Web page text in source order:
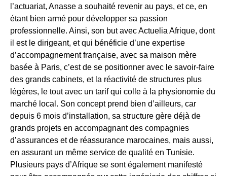
l’actuariat, Anasse a souhaité revenir au pays, et ce, en
étant bien armé pour développer sa passion
professionnelle. Ainsi, son but avec Actuelia Afrique, dont
il est le dirigeant, et qui bénéficie d’une expertise
d’accompagnement française, avec sa maison mère
basée à Paris, c’est de se positionner avec le savoir-faire
des grands cabinets, et la réactivité de structures plus
légères, le tout avec un tarif qui colle à la physionomie du
marché local. Son concept prend bien d’ailleurs, car
depuis 6 mois d’installation, sa structure gère déjà de
grands projets en accompagnant des compagnies
d’assurances et de réassurance marocaines, mais aussi,
en assurant un même service de qualité en Tunisie.
Plusieurs pays d’Afrique se sont également manifesté